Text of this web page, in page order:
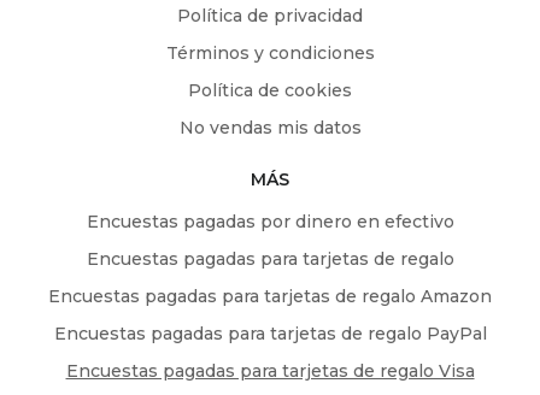
Política de privacidad
Términos y condiciones
Política de cookies
No vendas mis datos
MÁS
Encuestas pagadas por dinero en efectivo
Encuestas pagadas para tarjetas de regalo
Encuestas pagadas para tarjetas de regalo Amazon
Encuestas pagadas para tarjetas de regalo PayPal
Encuestas pagadas para tarjetas de regalo Visa